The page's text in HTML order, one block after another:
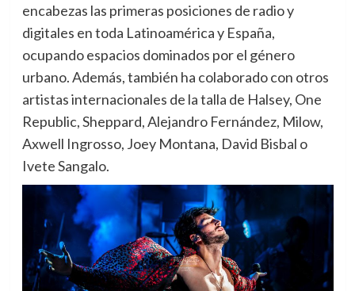
encabezas las primeras posiciones de radio y
digitales en toda Latinoamérica y España,
ocupando espacios dominados por el género
urbano. Además, también ha colaborado con otros
artistas internacionales de la talla de Halsey, One
Republic, Sheppard, Alejandro Fernández, Milow,
Axwell Ingrosso, Joey Montana, David Bisbal o
Ivete Sangalo.